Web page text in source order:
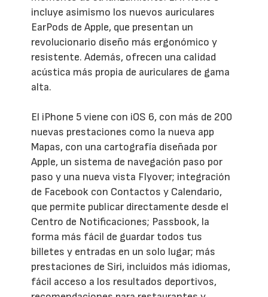
incluye asimismo los nuevos auriculares
EarPods de Apple, que presentan un
revolucionario diseño más ergonómico y
resistente. Además, ofrecen una calidad
acústica más propia de auriculares de gama
alta.
El iPhone 5 viene con iOS 6, con más de 200
nuevas prestaciones como la nueva app
Mapas, con una cartografía diseñada por
Apple, un sistema de navegación paso por
paso y una nueva vista Flyover; integración
de Facebook con Contactos y Calendario,
que permite publicar directamente desde el
Centro de Notificaciones; Passbook, la
forma más fácil de guardar todos tus
billetes y entradas en un solo lugar; más
prestaciones de Siri, incluidos más idiomas,
fácil acceso a los resultados deportivos,